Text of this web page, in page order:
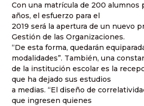
Con una matrícula de 200 alumnos
años, el esfuerzo para el
2019 será la apertura de un nuevo
Gestión de las Organizaciones.
“De esta forma, quedarán
modalidades”. También, una
de la institución escolar es la
que ha dejado sus estudios
a medias. “El diseño de
que ingresen quienes